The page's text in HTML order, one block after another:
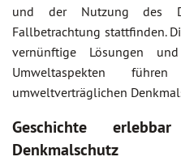
und der Nutzung des
Fallbetrachtung stattfinden.
vernünftige Lösungen
Umweltaspekten
umweltverträglichen
Geschichte
Denkmalschutz